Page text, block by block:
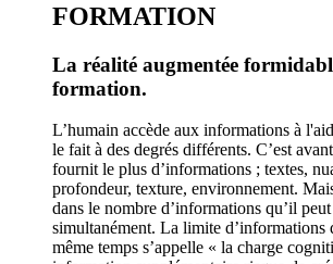
FORMATION
La réalité augmentée
formation.
L’humain accède aux informations à
le fait à des degrés différents. C’est
fournit le plus d’informations ; textes,
profondeur, texture, environnement.
dans le nombre d’informations qu’il
simultanément. La limite d’informations
même temps s’appelle « la charge